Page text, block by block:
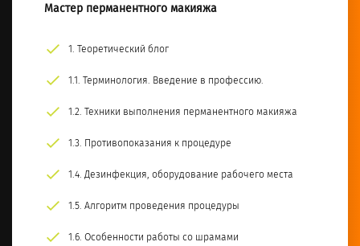
Мастер перманентного макияжа
1. Теоретический блог
1.1. Терминология. Введение в профессию.
1.2. Техники выполнения перманентного макияжа
1.3. Противопоказания к процедуре
1.4. Дезинфекция, оборудование рабочего места
1.5. Алгоритм проведения процедуры
1.6. Особенности работы со шрамами